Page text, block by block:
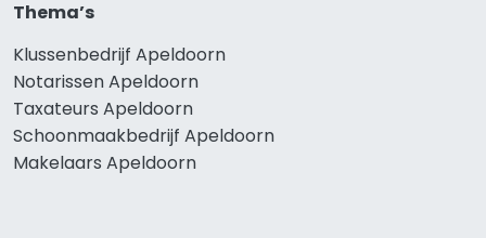
Thema’s
Klussenbedrijf Apeldoorn
Notarissen Apeldoorn
Taxateurs Apeldoorn
Schoonmaakbedrijf Apeldoorn
Makelaars Apeldoorn